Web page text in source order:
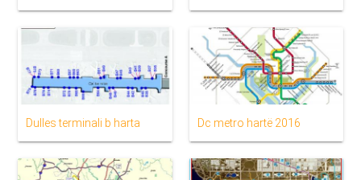
Dulles terminali b harta Dc metro hartë 2016